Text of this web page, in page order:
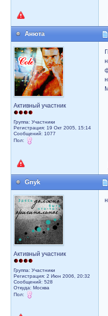
Анюта
Активный участник
Группа: Участники
Регистрация: 19 Окт 2005, 15:14
Сообщений: 1077
Пол:
Gnyk
Активный участник
Группа: Участники
Регистрация: 2 Июн 2006, 20:32
Сообщений: 528
Откуда: Москва
Пол: